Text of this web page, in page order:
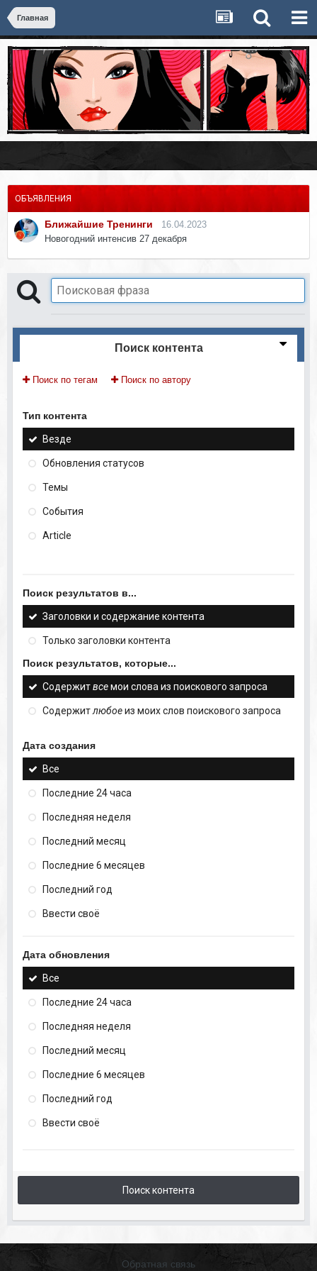
Главная
ОБЪЯВЛЕНИЯ
Ближайшие Тренинги
16.04.2023
Новогодний интенсив 27 декабря
Поиск контента
Поиск по тегам Поиск по автору
Тип контента
Везде
Обновления статусов
Темы
События
Article
Поиск результатов в...
Заголовки и содержание контента
Только заголовки контента
Поиск результатов, которые...
Содержитвсемои слова из поискового запроса
Содержитлюбоеиз моих слов поискового запроса
Дата создания
Все
Последние 24 часа
Последняя неделя
Последний месяц
Последние 6 месяцев
Последний год
Ввести своё
Дата обновления
Все
Последние 24 часа
Последняя неделя
Последний месяц
Последние 6 месяцев
Последний год
Ввести своё
Поиск контента
Обратная связь